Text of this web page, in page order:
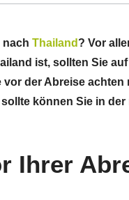
nach Thailand ? Vor
ist, sollten Sie
vor der Abreise
können Sie in
Ihrer